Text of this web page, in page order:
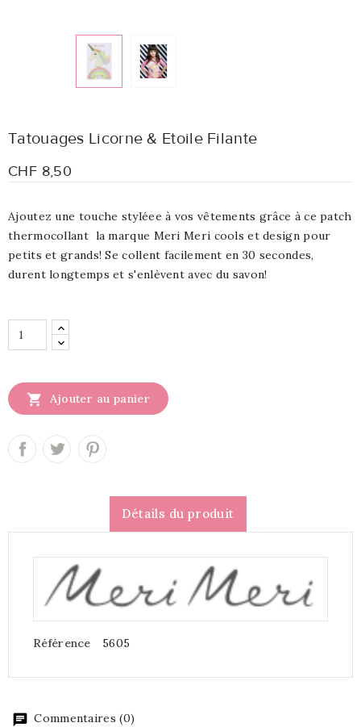
Tatouages Licorne & Etoile Filante
CHF 8,50
Ajoutez une touche styléee à vos vêtements grâce à ce patch
thermocollant la marque Meri Meri cools et design pour
petits et grands! Se collent facilement en 30 secondes,
durent longtemps et s'enlèvent avec du savon!
 Ajouter au panier
Détails du produit
Référence 5605
Commentaires (0)